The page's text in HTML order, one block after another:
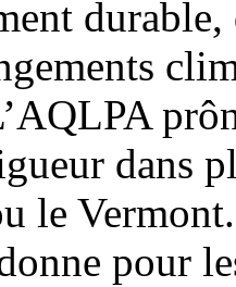
dans
le
pour